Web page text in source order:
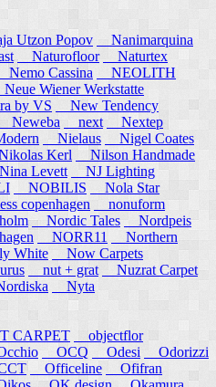
Utzon Popov
Nanimarquina
Naturofloor
Naturtex
Nemo Cassina
NEOLITH
Wiener Werkstatte
by VS
New Tendency
Neweba next
Nextep
Nielaus
Nigel Coates
Kerl
Nilson Handmade
Levett
NJ Lighting
NOBILIS
Nola Star
copenhagen
nonuform
Nordic Tales
Nordpeis
NORR11
Northern
White
Now Carpets
nut + grat
Nuzrat Carpet
Nyta
CARPET
objectflor
OCQ Odesi
Odorizzi
Officeline
Ofifran